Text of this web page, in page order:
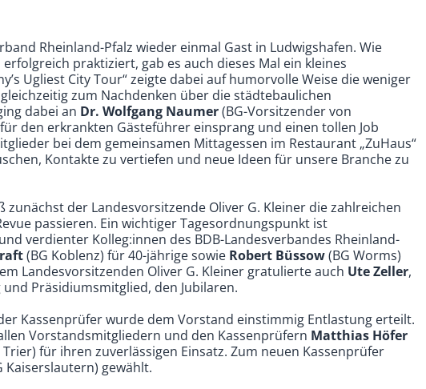
Rheinland-Pfalz wieder einmal Gast in Ludwigshafen. Wie
praktiziert, gab es auch dieses Mal ein kleines
Ugliest City Tour“ zeigte dabei auf humorvolle Weise die weniger
zum Nachdenken über die städtebaulichen
dabei an Dr. Wolfgang Naumer(BG-Vorsitzender von
den erkrankten Gästeführer einsprang und einen tollen Job
bei dem gemeinsamen Mittagessen im Restaurant „ZuHaus“
Kontakte zu vertiefen und neue Ideen für unsere Branche zu
der Landesvorsitzende Oliver G. Kleiner die zahlreichen
passieren. Ein wichtiger Tagesordnungspunkt ist
verdienter Kolleg:innen des BDB-Landesverbandes Rheinland-
(BG Koblenz) für 40-jährige sowie Robert Büssow(BG Worms)
Landesvorsitzenden Oliver G. Kleiner gratulierte auch Ute Zeller,
Präsidiumsmitglied, den Jubilaren.
Kassenprüfer wurde dem Vorstand einstimmig Entlastung erteilt.
Vorstandsmitgliedern und den Kassenprüfern Matthias Höfer
Trier) für ihren zuverlässigen Einsatz. Zum neuen Kassenprüfer
Kaiserslautern) gewählt.